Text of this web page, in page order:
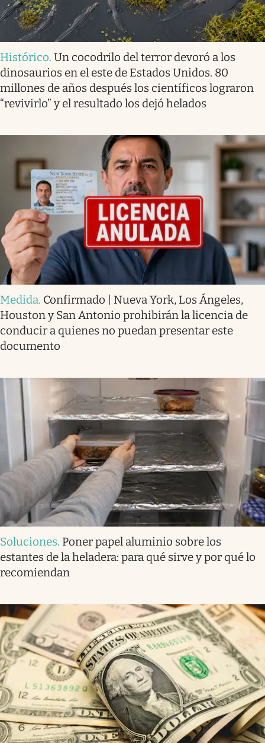
Histórico. Un cocodrilo del terror devoró a los
dinosaurios en el este de Estados Unidos. 80
millones de años después los científicos lograron
“revivirlo” y el resultado los dejó helados
Medida. Confirmado | Nueva York, Los Ángeles,
Houston y San Antonio prohibirán la licencia de
conducir a quienes no puedan presentar este
documento
Soluciones. Poner papel aluminio sobre los
estantes de la heladera: para qué sirve y por qué lo
recomiendan